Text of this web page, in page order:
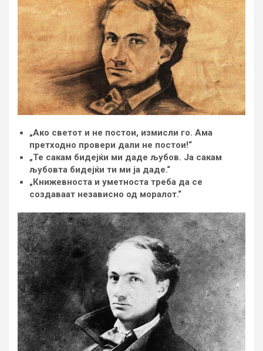
„Ако светот и не постои, измисли го. Ама
претходно провери дали не постои!“
„Те сакам бидејќи ми даде љубов. Ја сакам
љубовта бидејќи ти ми ја даде.“
„Книжевноста и уметноста треба да се
создаваат независно од моралот.“